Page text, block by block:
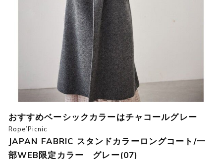
おすすめベーシックカラーはチャコールグレー
Rope’Picnic
JAPAN FABRIC スタンドカラーロングコート/一
部WEB限定カラー グレー(07)